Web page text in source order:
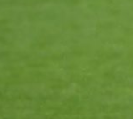
en la
Nicolás
de Vélez